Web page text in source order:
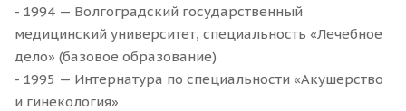
- 1994 — Волгоградский государственный
медицинский университет, специальность «Лечебное
дело» (базовое образование)
- 1995 — Интернатура по специальности «Акушерство
и гинекология»